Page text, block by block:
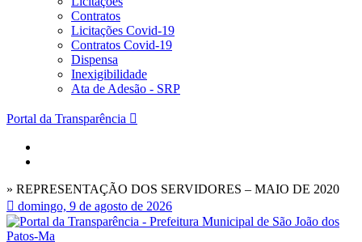
Contratos
Licitações Covid-19
Contratos Covid-19
Dispensa
Inexigibilidade
Ata de Adesão - SRP
Portal da Transparência
» REPRESENTAÇÃO DOS SERVIDORES – MAIO DE 2020
domingo, 9 de agosto de 2026